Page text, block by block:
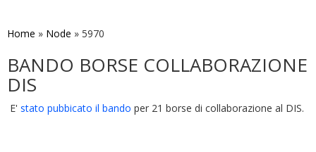
main
Home » Node » 5970
BANDO BORSE COLLABORAZIONE
DIS
E' stato pubbicato il bando per 21 borse di collaborazione al DIS.